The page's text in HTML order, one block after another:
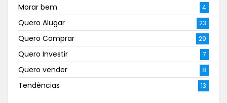
Morar bem 4
Quero Alugar 23
Quero Comprar 29
Quero Investir 7
Quero vender 8
Tendências 13